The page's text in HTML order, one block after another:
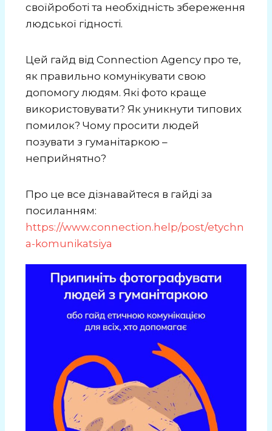
своїйроботі та необхідність збереження
людської гідності.
Цей гайд від Connection Agency про те,
як правильно комунікувати свою
допомогу людям. Які фото краще
використовувати? Як уникнути типових
помилок? Чому просити людей
позувати з гуманітаркою –
неприйнятно?
Про це все дізнавайтеся в гайді за
посиланням:
https://www.connection.help/post/etychn
a-komunikatsiya